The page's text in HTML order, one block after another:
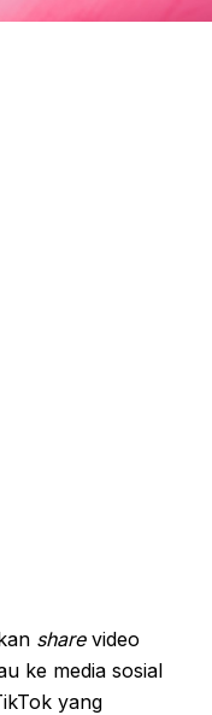
share video
ke media sosial
yang